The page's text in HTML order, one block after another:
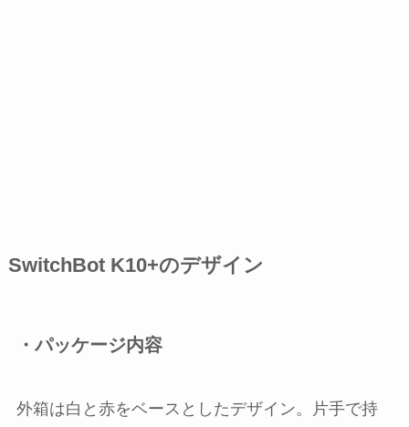
SwitchBot K10+のデザイン
・パッケージ内容
外箱は白と赤をベースとしたデザイン。片手で持